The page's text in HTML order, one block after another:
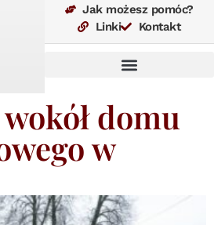
Jak możesz pomóc?
Linki
Kontakt
domu
w